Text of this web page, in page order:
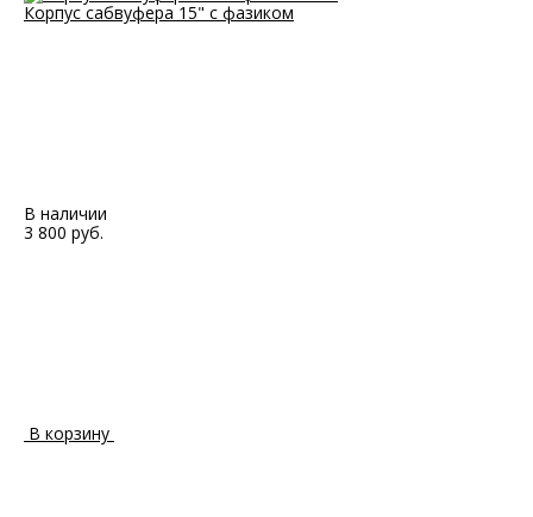
Корпус сабвуфера 15" с фазиком
В наличии
3 800 руб.
В корзину